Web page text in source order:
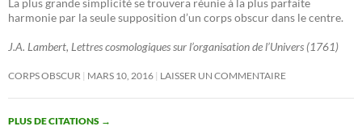
harmonie par la seule supposition d’un corps obscur dans le centre.
J.A. Lambert, Lettres cosmologiques sur l’organisation de l’Univers (1761)
CORPS OBSCUR MARS 10, 2016 LAISSER UN COMMENTAIRE
PLUS DE CITATIONS →